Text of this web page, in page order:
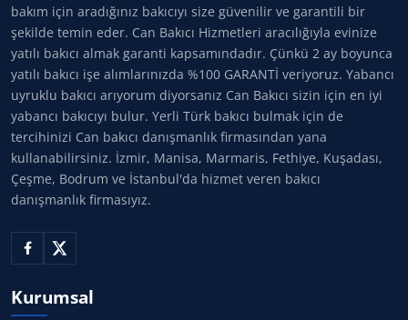
bakım için aradığınız bakıcıyı size güvenilir ve garantili bir
şekilde temin eder. Can Bakıcı Hizmetleri aracılığıyla evinize
yatılı bakıcı almak garanti kapsamındadır. Çünkü 2 ay boyunca
yatılı bakıcı işe alımlarınızda %100 GARANTİ veriyoruz. Yabancı
uyruklu bakıcı arıyorum diyorsanız Can Bakıcı sizin için en iyi
yabancı bakıcıyı bulur. Yerli Türk bakıcı bulmak için de
tercihinizi Can bakıcı danışmanlık firmasından yana
kullanabilirsiniz. İzmir, Manisa, Marmaris, Fethiye, Kuşadası,
Çeşme, Bodrum ve İstanbul'da hizmet veren bakıcı
danışmanlık firmasıyız.
Kurumsal